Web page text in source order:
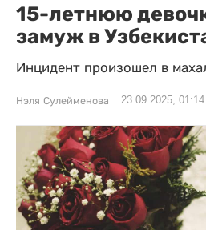
15-летнюю
замуж в
Инцидент произошел в
Нэля Сулейменова 23.09.2025, 01:14